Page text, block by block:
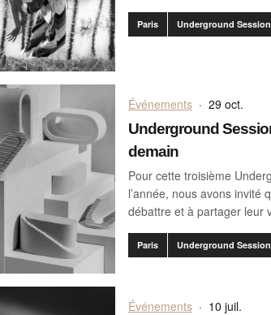
Paris Underground
Événements · 29 oct.
Underground
demain
Pour cette troisième
l’année, nous avons invité
débattre et à partager leur
Paris Underground
Événements · 10 juil.